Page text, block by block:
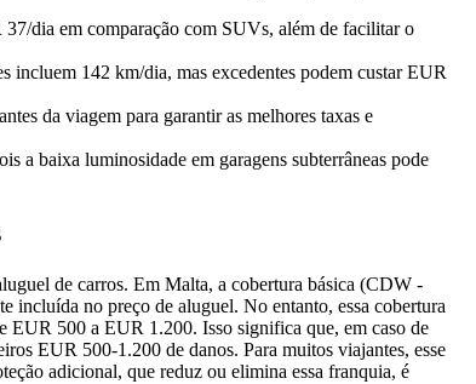
dia em comparação com SUVs, além de facilitar o
incluem 142 km/dia, mas excedentes podem custar EUR
da viagem para garantir as melhores taxas e
a baixa luminosidade em garagens subterrâneas pode
de carros. Em Malta, a cobertura básica (CDW -
incluída no preço de aluguel. No entanto, essa cobertura
EUR 500 a EUR 1.200. Isso significa que, em caso de
EUR 500-1.200 de danos. Para muitos viajantes, esse
adicional, que reduz ou elimina essa franquia, é